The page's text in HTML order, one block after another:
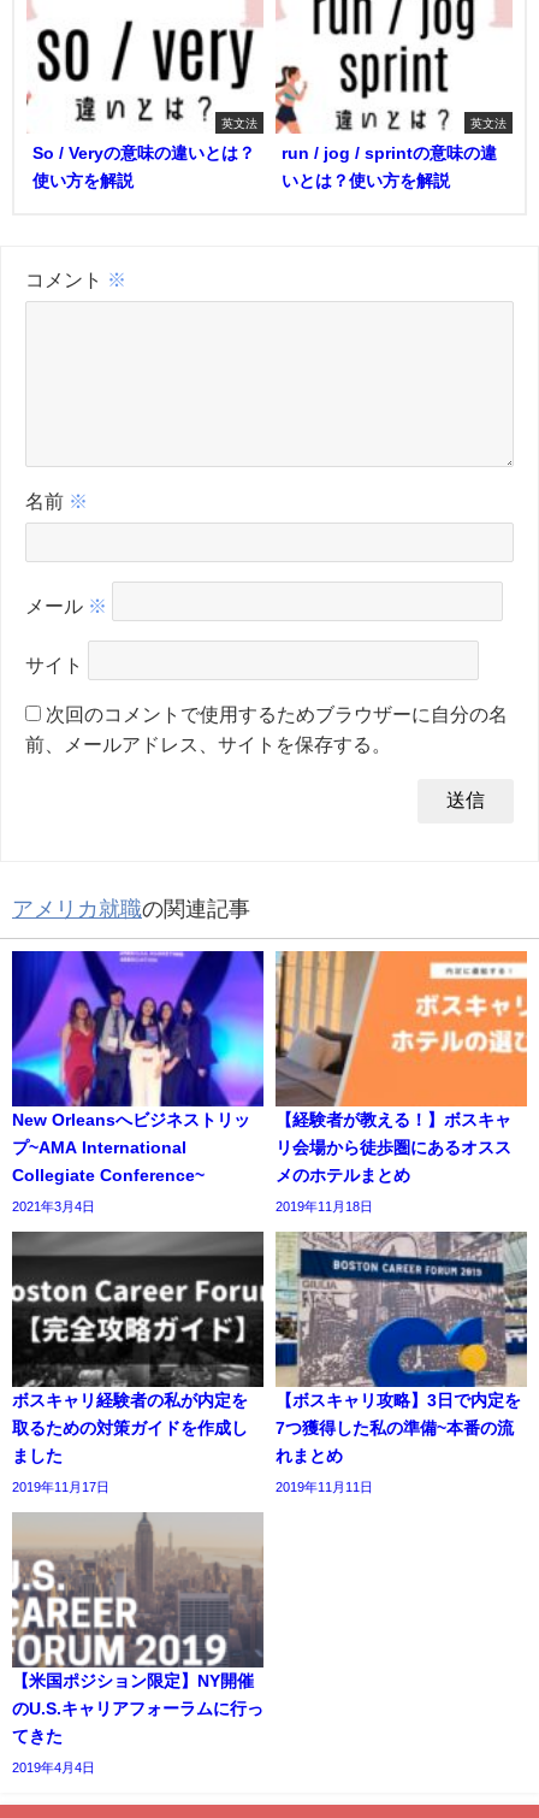
英文法
So / Veryの意味の違いとは？
使い方を解説
英文法
run / jog / sprintの意味の違
いとは？使い方を解説
コメント ※
名前 ※
メール ※
サイト
次回のコメントで使用するためブラウザーに自分の名
前、メールアドレス、サイトを保存する。
アメリカ就職の関連記事
New Orleansへビジネストリッ
プ~AMA International
Collegiate Conference~
2021年3月4日
【経験者が教える！】ボスキャ
リ会場から徒歩圏にあるオスス
メのホテルまとめ
2019年11月18日
ボスキャリ経験者の私が内定を
取るための対策ガイドを作成し
ました
2019年11月17日
【ボスキャリ攻略】3日で内定を
7つ獲得した私の準備~本番の流
れまとめ
2019年11月11日
【米国ポジション限定】NY開催
のU.S.キャリアフォーラムに行っ
てきた
2019年4月4日